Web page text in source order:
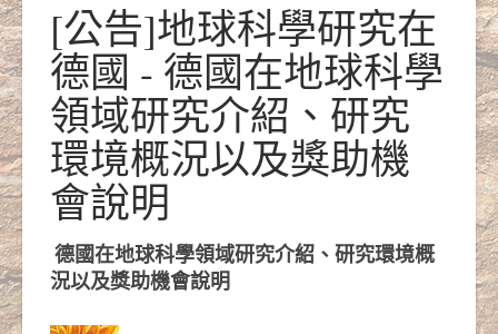
[公告]地球科學研究在
德國 - 德國在地球科學
領域研究介紹、研究
環境概況以及獎助機
會說明
德國在地球科學領域研究介紹、研究環境概
況以及獎助機會說明